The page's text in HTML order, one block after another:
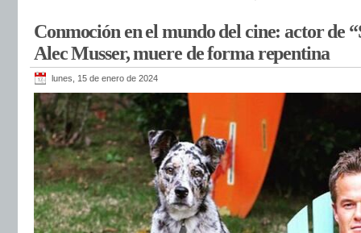
Conmoción en el mundo del cine: actor de
Alec Musser, muere de forma repentina
lunes, 15 de enero de 2024